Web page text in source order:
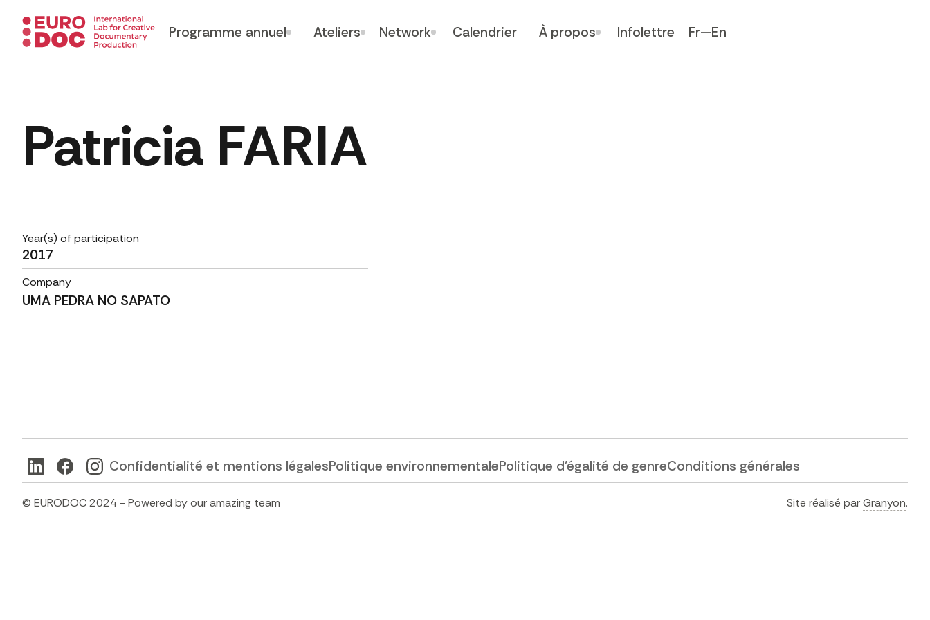
Programme annuel Ateliers Network Calendrier À propos Infolettre Fr—En
Patricia FARIA
Year(s) of participation
2017
Company
UMA PEDRA NO SAPATO
Confidentialité et mentions légalesPolitique environnementalePolitique d'égalité de genreConditions générales
© EURODOC 2024 - Powered by our amazing team Site réalisé parGranyon.